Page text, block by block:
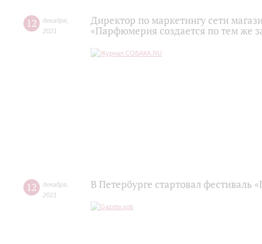
12 декабря
2021
Директор по маркетингу сети
«Парфюмерия создается по тем же
12 декабря
2021
В Петербурге стартовал фестиваль